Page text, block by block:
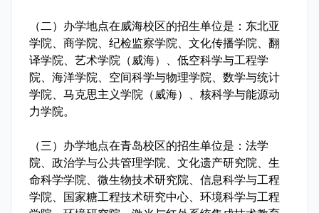
（二）办学地点在威海校区的招生单位是：东北亚
学院、商学院、纪检监察学院、文化传播学院、翻
译学院、艺术学院（威海）、低空科学与工程学
院、海洋学院、空间科学与物理学院、数学与统计
学院、马克思主义学院（威海）、核科学与能源动
力学院。
（三）办学地点在青岛校区的招生单位是：法学
院、政治学与公共管理学院、文化遗产研究院、生
命科学学院、微生物技术研究院、信息科学与工程
学院、国家糖工程技术研究中心、环境科学与工程